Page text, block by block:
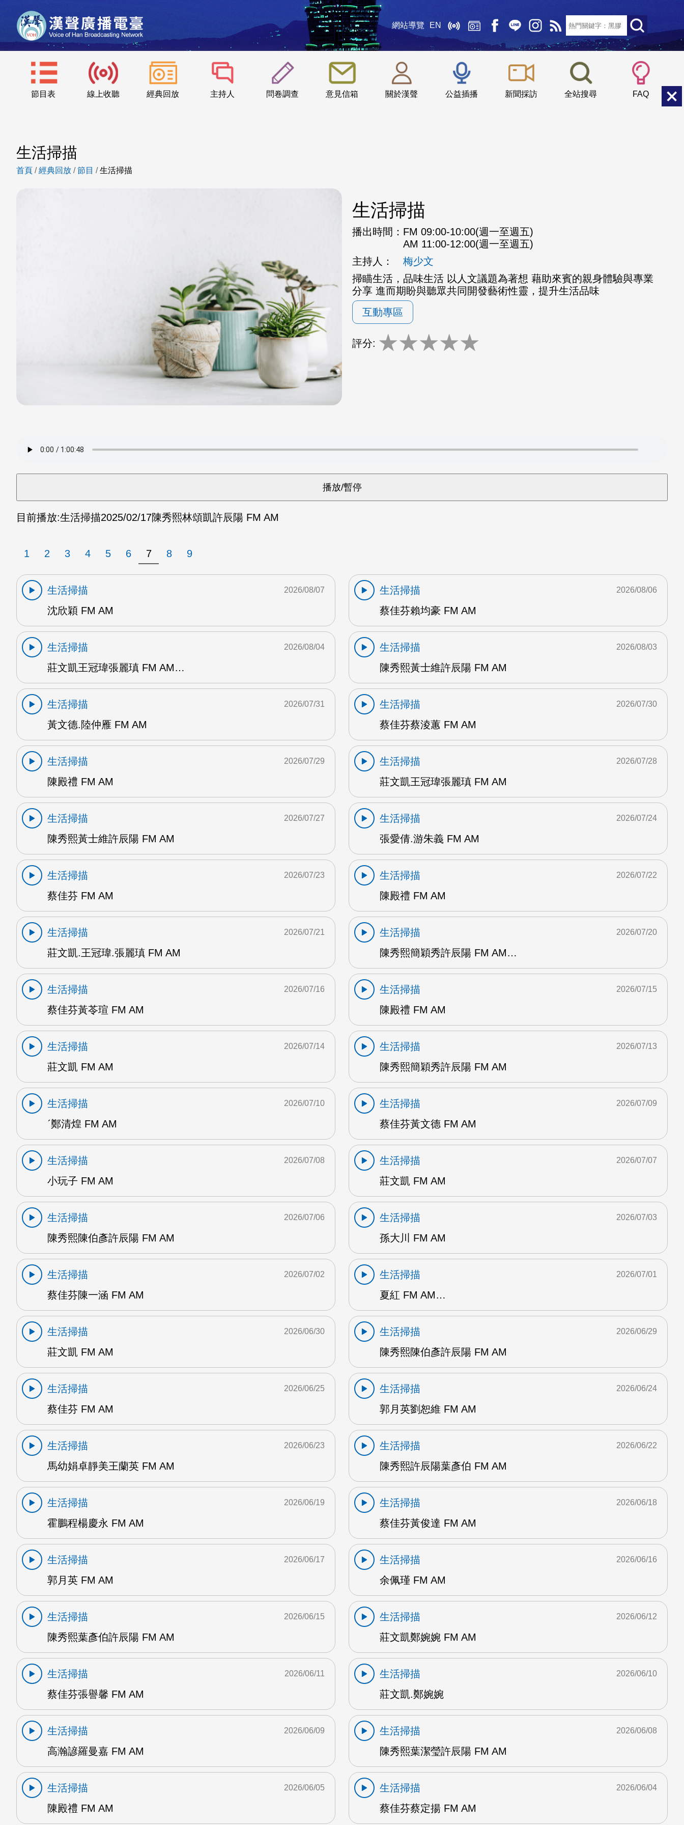
網站導覽 EN
節目表 線上收聽 經典回放 主持人 問卷調查 意見信箱 關於漢聲 公益插播 新聞採訪 全站搜尋 FAQ
::: 小 中
生活掃描
首頁 /經典回放 /節目 /生活掃描
生活掃描
播出時間： FM 09:00-10:00(週一至週五)
AM 11:00-12:00(週一至週五)
主持人：
梅少文
掃瞄生活，品味生活 以人文議題為著想 藉助來賓的親身體驗與專業
分享 進而期盼與聽眾共同開發藝術性靈，提升生活品味
互動專區
評分: ★★★★★
目前播放:生活掃描2025/02/17陳秀熙林頌凱許辰陽 FM AM
1 2 3 4 5 6 7 8 9
生活掃描
沈欣穎 FM AM
2026/08/07
生活掃描
蔡佳芬賴均豪 FM AM
2026/08/06
生活掃描
莊文凱王冠瑋張麗瑱 FM AM…
2026/08/04
生活掃描
陳秀熙黃士維許辰陽 FM AM
2026/08/03
生活掃描
黃文德.陸仲雁 FM AM
2026/07/31
生活掃描
蔡佳芬蔡淩蕙 FM AM
2026/07/30
生活掃描
陳殿禮 FM AM
2026/07/29
生活掃描
莊文凱王冠瑋張麗瑱 FM AM
2026/07/28
生活掃描
陳秀熙黃士維許辰陽 FM AM
2026/07/27
生活掃描
張愛倩.游朱義 FM AM
2026/07/24
生活掃描
蔡佳芬 FM AM
2026/07/23
生活掃描
陳殿禮 FM AM
2026/07/22
生活掃描
莊文凱.王冠瑋.張麗瑱 FM AM
2026/07/21
生活掃描
陳秀熙簡穎秀許辰陽 FM AM…
2026/07/20
生活掃描
蔡佳芬黃苓瑄 FM AM
2026/07/16
生活掃描
陳殿禮 FM AM
2026/07/15
生活掃描
莊文凱 FM AM
2026/07/14
生活掃描
陳秀熙簡穎秀許辰陽 FM AM
2026/07/13
生活掃描
ˊ鄭清煌 FM AM
2026/07/10
生活掃描
蔡佳芬黃文德 FM AM
2026/07/09
生活掃描
小玩子 FM AM
2026/07/08
生活掃描
莊文凱 FM AM
2026/07/07
生活掃描
陳秀熙陳伯彥許辰陽 FM AM
2026/07/06
生活掃描
孫大川 FM AM
2026/07/03
生活掃描
蔡佳芬陳一涵 FM AM
2026/07/02
生活掃描
夏紅 FM AM…
2026/07/01
生活掃描
莊文凱 FM AM
2026/06/30
生活掃描
陳秀熙陳伯彥許辰陽 FM AM
2026/06/29
生活掃描
蔡佳芬 FM AM
2026/06/25
生活掃描
郭月英劉恕維 FM AM
2026/06/24
生活掃描
馬幼娟卓靜美王蘭英 FM AM
2026/06/23
生活掃描
陳秀熙許辰陽葉彥伯 FM AM
2026/06/22
生活掃描
霍鵬程楊慶永 FM AM
2026/06/19
生活掃描
蔡佳芬黃俊達 FM AM
2026/06/18
生活掃描
郭月英 FM AM
2026/06/17
生活掃描
余佩瑾 FM AM
2026/06/16
生活掃描
陳秀熙葉彥伯許辰陽 FM AM
2026/06/15
生活掃描
莊文凱鄭婉婉 FM AM
2026/06/12
生活掃描
蔡佳芬張譽馨 FM AM
2026/06/11
生活掃描
莊文凱.鄭婉婉
2026/06/10
生活掃描
高瀚諺羅曼嘉 FM AM
2026/06/09
生活掃描
陳秀熙葉潔瑩許辰陽 FM AM
2026/06/08
生活掃描
陳殿禮 FM AM
2026/06/05
生活掃描
蔡佳芬蔡定揚 FM AM
2026/06/04